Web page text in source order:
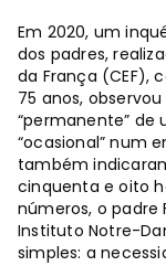
Em 2020, um
dos padres,
da França (CEF),
75 anos,
“permanente” de
“ocasional” num
também
cinquenta e oito
números, o padre
Instituto Notre-
simples: a